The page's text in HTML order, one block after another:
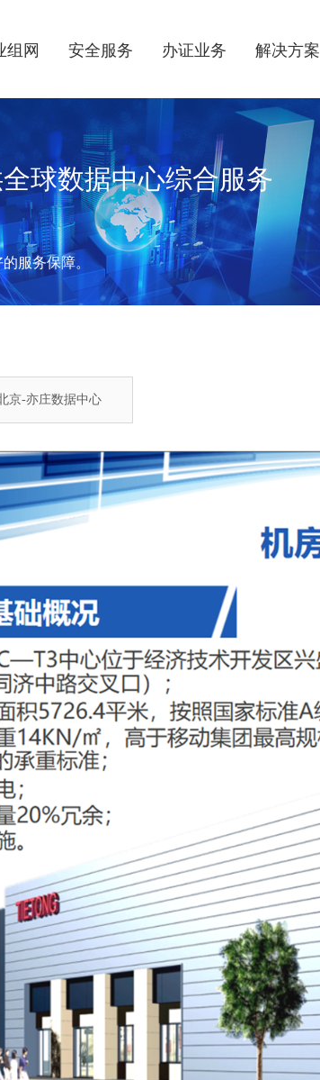
组网 安全服务 办证业务 解决方案
球数据中心综合服务
服务保障。
京-亦庄数据中心